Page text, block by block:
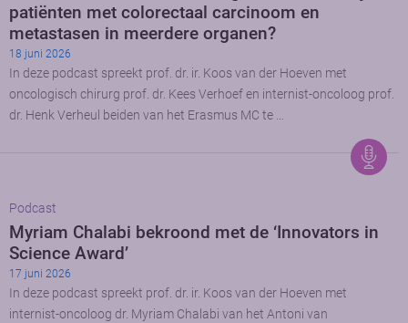
patiënten met colorectaal carcinoom en
metastasen in meerdere organen?
18 juni 2026
In deze podcast spreekt prof. dr. ir. Koos van der Hoeven met
oncologisch chirurg prof. dr. Kees Verhoef en internist-oncoloog prof.
dr. Henk Verheul beiden van het Erasmus MC te …
Podcast
Myriam Chalabi bekroond met de ‘Innovators in
Science Award’
17 juni 2026
In deze podcast spreekt prof. dr. ir. Koos van der Hoeven met
internist-oncoloog dr. Myriam Chalabi van het Antoni van